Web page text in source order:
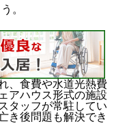
。
、食費や水道光熱費
アハウス形式の施設
タッフが常駐してい
き後問題も解決でき